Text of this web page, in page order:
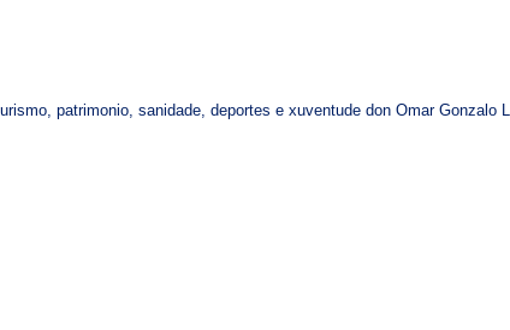
patrimonio, sanidade, deportes e xuventude don Omar Gonzalo